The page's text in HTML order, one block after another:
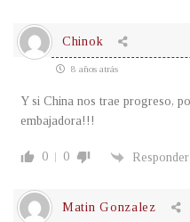
Chinok
8 años atrás
Y si China nos trae progreso,
embajadora!!!
0 0 Responder
Matin Gonzalez